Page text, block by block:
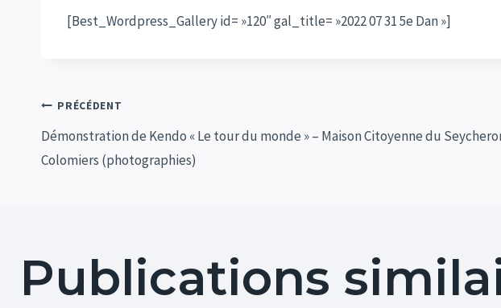
[Best_Wordpress_Gallery id= »120″ gal_title= »2022 07 31 5e Dan »]
Navigation
de
PRÉCÉDENT
Démonstration de Kendo « Le tour du monde » – Maison Citoyenne du
Colomiers (photographies)
Publications